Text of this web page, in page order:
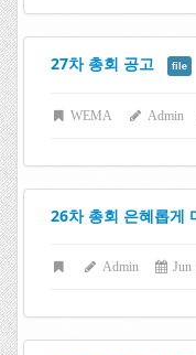
27차 총회 공고 file
WEMA Admin
26차 총회 은혜롭게
Admin Jun